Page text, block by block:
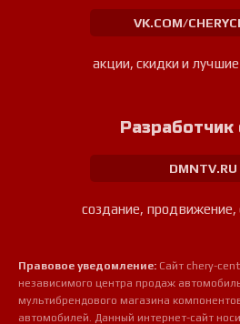
VK.COM/
акции, скидки и
Разработчик
DMNTV.RU
создание,
Правовое уведомление: Сайт chery-
независимого центра продаж
мультибрендового магазина
автомобилей. Данный интернет-сайт